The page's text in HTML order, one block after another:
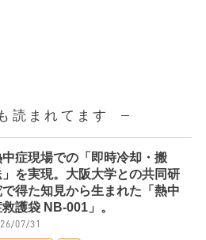
読まれてます
中症現場での「即時冷却・搬
」を実現。大阪大学との共同研
で得た知見から生まれた「熱中
護袋 NB-001」。
07/31